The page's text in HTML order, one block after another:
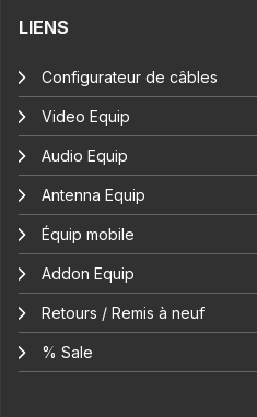
LIENS
Configurateur de câbles
Video Equip
Audio Equip
Antenna Equip
Équip mobile
Addon Equip
Retours / Remis à neuf
% Sale